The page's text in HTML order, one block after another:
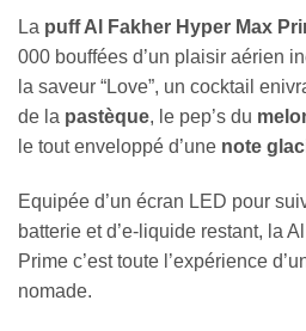
La puff Al Fakher Hyper Max
000 bouffées d’un plaisir aérien
la saveur “Love”, un cocktail
de la pastèque, le pep’s du
le tout enveloppé d’une note
Equipée d’un écran LED pour
batterie et d’e-liquide restant, la
Prime c’est toute l’expérience
nomade.